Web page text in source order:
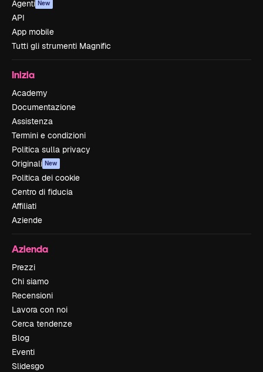
Agenti New
API
App mobile
Tutti gli strumenti Magnific
Inizia
Academy
Documentazione
Assistenza
Termini e condizioni
Politica sulla privacy
Originali New
Politica dei cookie
Centro di fiducia
Affiliati
Aziende
Azienda
Prezzi
Chi siamo
Recensioni
Lavora con noi
Cerca tendenze
Blog
Eventi
Slidesgo